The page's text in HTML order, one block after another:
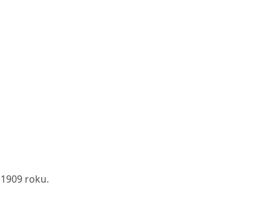
roku.